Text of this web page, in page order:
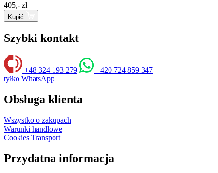
405,- zł
Kupić
Szybki kontakt
+48 324 193 279
+420 724 859 347
tyłko WhatsApp
Obsługa klienta
Wszystko o zakupach
Warunki handlowe
Cookies Transport
Przydatna informacja